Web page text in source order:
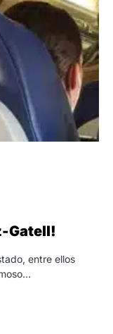
Gatell!
entre ellos